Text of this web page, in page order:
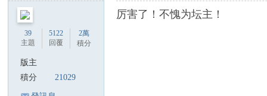
ン
39
主題
5122
回覆
2萬
積分
版主
積分
21029
厉害了！不愧为坛主！